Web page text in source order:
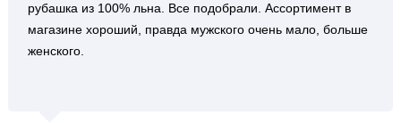
рубашка из 100% льна. Все подобрали. Ассортимент в
магазине хороший, правда мужского очень мало, больше
женского.